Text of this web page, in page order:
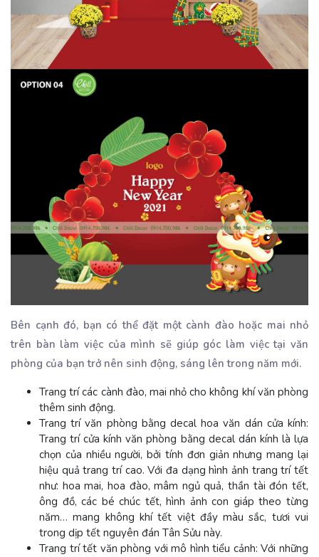
Bên cạnh đó, bạn có thể đặt một cành đào hoặc mai nhỏ
trên bàn làm việc của mình sẽ giúp góc làm việc tại văn
phòng của bạn trở nên sinh động, sáng lên trong năm mới.
Trang trí các cành đào, mai nhỏ cho không khí văn phòng
thêm sinh động.
Trang trí văn phòng bằng decal hoa văn dán cửa kính:
Trang trí cửa kính văn phòng bằng decal dán kính là lựa
chọn của nhiều người, bởi tính đơn giản nhưng mang lại
hiệu quả trang trí cao. Với đa dạng hình ảnh trang trí tết
như: hoa mai, hoa đào, mâm ngủ quả, thần tài đón tết,
ông đồ, các bé chúc tết, hình ảnh con giáp theo từng
năm… mang không khí tết việt đầy màu sắc, tươi vui
trong dịp tết nguyên đán Tân Sửu này.
Trang trí tết văn phòng với mô hình tiểu cảnh: Với những